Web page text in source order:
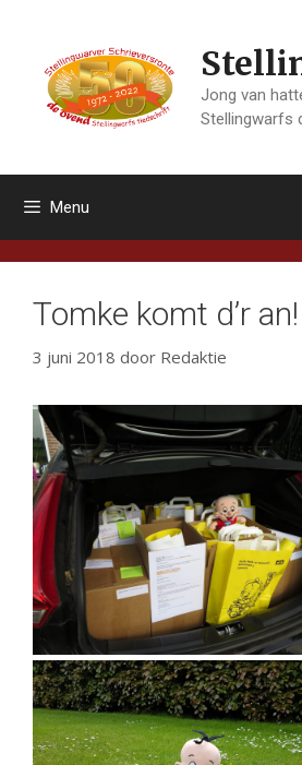
inhoud
Jong van
Stellingwarfs
Menu
Tomke komt d’r an!
3 juni 2018 door Redaktie